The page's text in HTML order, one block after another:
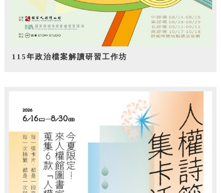
115年政治檔案解讀研習工作坊